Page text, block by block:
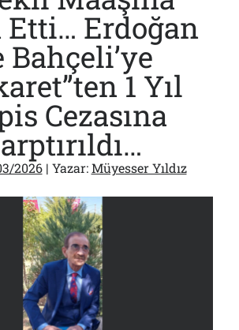
Kurşun Gibi Sözler!..
Nasuh Mahruki’nin “Suçu”!..
Gelen MSB Heyetine Böyle İsyan Etti:“Bizi
Etti… Erdoğan
Bahçeli’ye
1 Yıl
Cezasına
2026| Yazar:Müyesser Yıldız